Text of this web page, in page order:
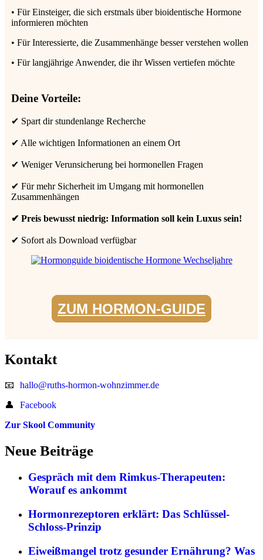
• Für Einsteiger, die sich erstmals über bioidentische Hormone
informieren möchten
• Für Interessierte, die Zusammenhänge besser verstehen wollen
• Für langjährige Anwender, die ihr Wissen vertiefen möchte
Deine Vorteile:
✔ Spart dir stundenlange Recherche
✔ Alle wichtigen Informationen an einem Ort
✔ Weniger Verunsicherung bei hormonellen Fragen
✔ Für mehr Sicherheit im Umgang mit hormonellen
Zusammenhängen
✔ Preis bewusst niedrig: Information soll kein Luxus sein!
✔ Sofort als Download verfügbar
ZUM HORMON-GUIDE
Kontakt
📧
hallo@ruths-hormon-wohnzimmer.de
👤
Facebook
Zur Skool Community
Neue Beiträge
Gespräch mit dem Rimkus-Therapeuten:
Worauf es ankommt
Hormonrezeptoren erklärt: Das Schlüssel-
Schloss-Prinzip
Eiweißmangel trotz gesunder Ernährung? Was